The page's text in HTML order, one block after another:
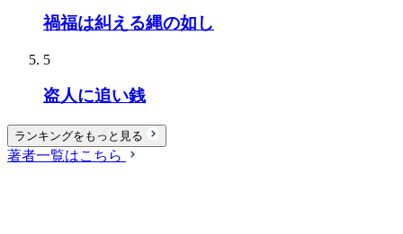
禍福は糾える縄の如し
5
盗人に追い銭
ランキングをもっと見る
著者一覧はこちら